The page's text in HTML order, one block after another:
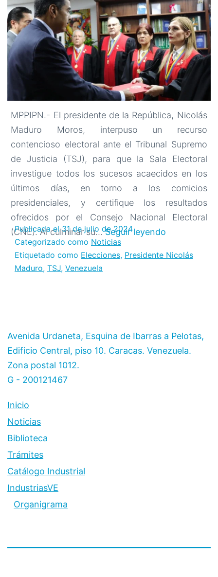
MPPIPN.- El presidente de la República, Nicolás
Maduro Moros, interpuso un recurso
contencioso electoral ante el Tribunal Supremo
de Justicia (TSJ), para que la Sala Electoral
investigue todos los sucesos acaecidos en los
últimos días, en torno a los comicios
presidenciales, y certifique los resultados
ofrecidos por el Consejo Nacional Electoral
(CNE). Al culminar su…Seguir leyendo
introduce
el
TSJ
Publicada el31 de julio de 2024
Categorizado como Noticias
Etiquetado como Elecciones, Presidente Nicolás
Maduro, TSJ, Venezuela
Avenida Urdaneta, Esquina de Ibarras a Pelotas,
Edificio Central, piso 10. Caracas. Venezuela.
Zona postal 1012.
G - 200121467
Inicio
Noticias
Biblioteca
Trámites
Catálogo Industrial
IndustriasVE
Organigrama